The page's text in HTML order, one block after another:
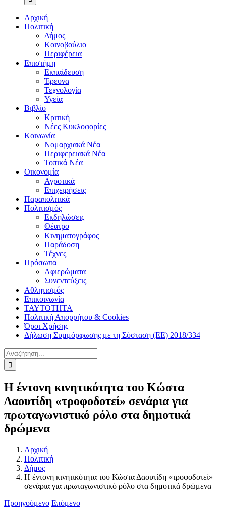
Αρχική
Πολιτική
Δήμος
Κοινοβούλιο
Περιφέρεια
Επιστήμη
Εκπαίδευση
Έρευνα
Τεχνολογία
Υγεία
Βιβλίο
Κριτική
Νέες Κυκλοφορίες
Κοινωνία
Νομαρχιακά Νέα
Περιφερειακά Νέα
Τοπικά Νέα
Οικονομία
Αγροτικά
Επιχειρήσεις
Παραπολιτικά
Πολιτισμός
Εκδηλώσεις
Θέατρο
Κινηματογράφος
Παράδοση
Τέχνες
Πρόσωπα
Αφιερώματα
Συνεντεύξεις
Αθλητισμός
Επικοινωνία
ΤΑΥΤΟΤΗΤΑ
Πολιτική Απορρήτου & Cookies
Όροι Χρήσης
Δήλωση Συμμόρφωσης με τη Σύσταση (ΕΕ) 2018/334
Αναζήτηση
για:
Η έντονη κινητικότητα του Κώστα
Δαουτίδη «τροφοδοτεί» σενάρια για
πρωταγωνιστικό ρόλο στα δημοτικά
δρώμενα
Αρχική
Πολιτική
Δήμος
Η έντονη κινητικότητα του Κώστα Δαουτίδη «τροφοδοτεί»
σενάρια για πρωταγωνιστικό ρόλο στα δημοτικά δρώμενα
Προηγούμενο Επόμενο